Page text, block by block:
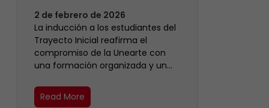
2 de febrero de 2026
La inducción a los estudiantes del
Trayecto Inicial reafirma el
compromiso de la Unearte con
una formación organizada y un…
Read More